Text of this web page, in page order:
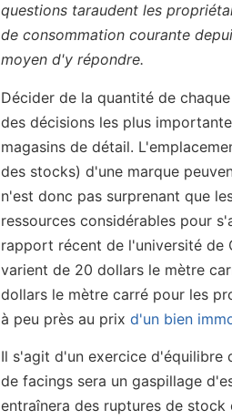
questions taraudent les
de consommation courante
moyen d'y répondre.
Décider de la quantité de
des décisions les plus
magasins de détail.
des stocks) d'une marque
n'est donc pas surprenant que
ressources considérables pour
rapport récent de l'université de
varient de 20 dollars le mètre
dollars le mètre carré pour les
à peu près au prix d'un bien
Il s'agit d'un exercice
de facings sera un gaspillage
entraînera des ruptures de